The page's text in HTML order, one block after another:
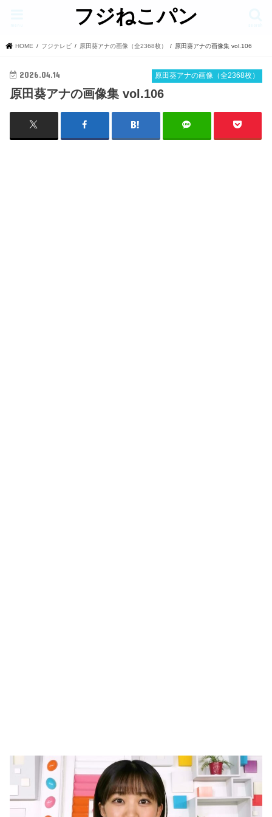
フジねこパン
HOME フジテレビ 原田葵アナの画像（全2368枚） 原田葵アナの画像集 vol.106
原田葵アナの画像（全2368枚）
2026.04.14
原田葵アナの画像集 vol.106